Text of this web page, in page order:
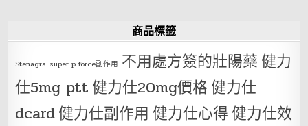
商品標籤
Stenagra super p force副作用 不用處方簽的壯陽藥健力
仕5mg ptt健力仕20mg價格健力仕
dcard健力仕副作用 健力仕心得健力仕效